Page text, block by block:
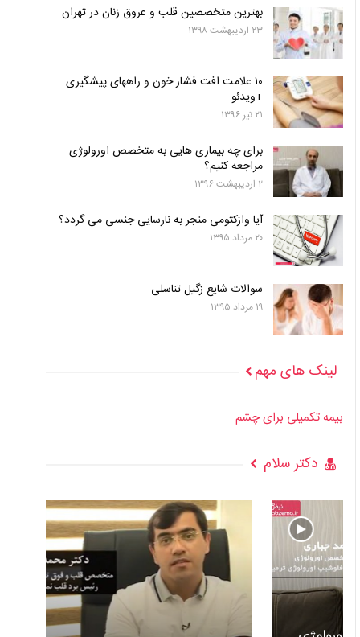
بهترین متخصصین قلب و عروق زنان در تهران
۲۳ اردیبهشت ۱۳۹۸
۱۰ علامت افت فشار خون و راههای پیشگیری
+ویدئو
۲۱ تیر ۱۳۹۶
برای چه بیماری هایی به متخصص اورولوژی
مراجعه کنیم؟
۲ اردیبهشت ۱۳۹۶
آیا وازکتومی منجر به نارسایی جنسی می گردد؟
۲۰ مرداد ۱۳۹۵
سوالات شایع زگیل تناسلی
۱۹ مرداد ۱۳۹۵
لینک های مهم
بیمه تکمیلی برای چشم
دکتر سلام